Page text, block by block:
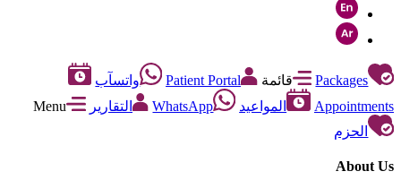
Packages قائمة Patient Portal
واتسآب
Appointments
المواعيد WhatsApp التقارير
Menu
الحزم
About Us